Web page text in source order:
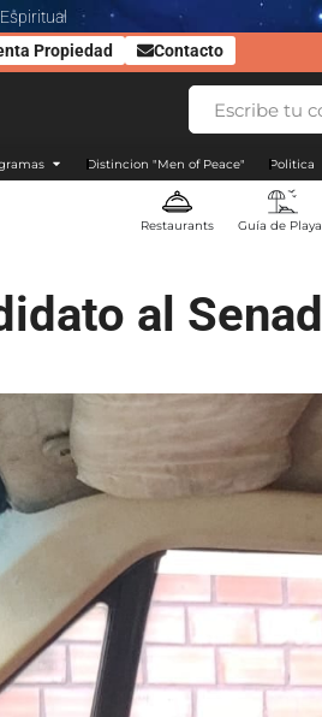
Propiedad
Contacto
Distincion "Men of Peace" Politica
Restaurants Guía de
al